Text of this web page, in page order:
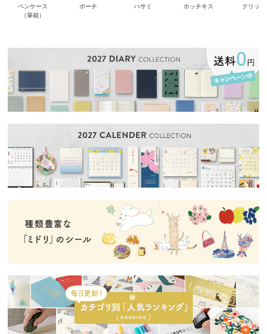
ペンケース
（筆箱）
ポーチ ハサミ ホッチキス クリップ